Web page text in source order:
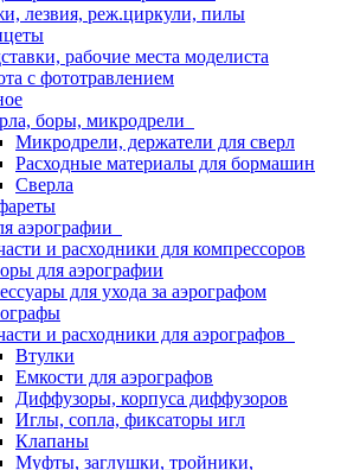
лезвия, реж.циркули, пилы
рабочие места моделиста
с фототравлением
боры, микродрели
Микродрели, держатели для сверл
Расходные материалы для бормашин
Сверла
аэрографии
и расходники для компрессоров
для аэрографии
для ухода за аэрографом
и расходники для аэрографов
Втулки
Емкости для аэрографов
Диффузоры, корпуса диффузоров
Иглы, сопла, фиксаторы игл
Клапаны
Муфты, заглушки, тройники,